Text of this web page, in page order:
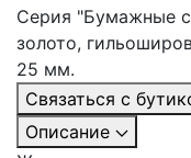
Серия "Бумажные
золото,
25 мм.
Связаться с
Описание